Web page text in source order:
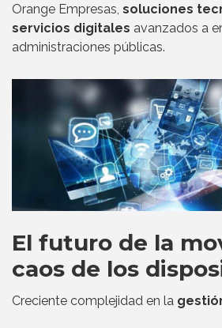
Orange Empresas, soluciones
servicios digitales avanzados a
administraciones públicas.
El futuro de la
caos de los
Creciente complejidad en la